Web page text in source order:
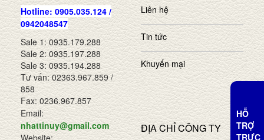
Hotline: 0905.035.124 /
0942048547
Sale 1: 0935.179.288
Sale 2: 0935.197.288
Sale 3: 0935.194.288
Tư vấn: 02363.967.859 /
858
Fax: 0236.967.857
Email:
nhattinuy@gmail.com
Liên hệ
Tin tức
Khuyến mại
ĐỊA CHỈ CÔNG TY
HỖ
TRỢ
TRỰC